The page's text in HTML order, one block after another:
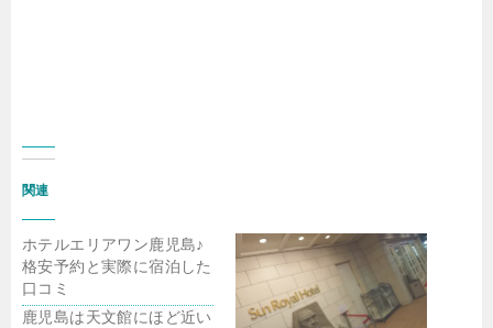
関連
ホテルエリアワン鹿児島♪
格安予約と実際に宿泊した
口コミ
鹿児島は天文館にほど近い